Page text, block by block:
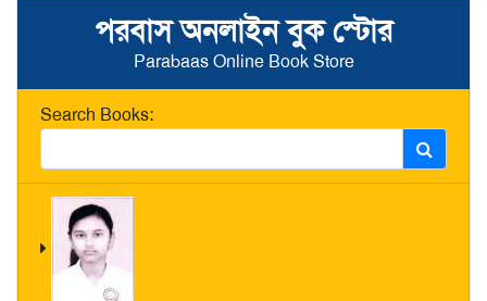
পরবাস অনলাইন বুক স্টোর
Parabaas Online Book Store
Search Books: